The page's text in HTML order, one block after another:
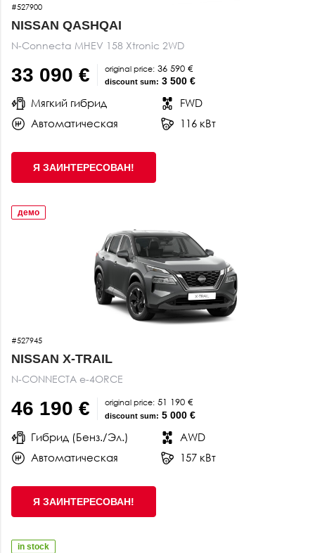
#527900
NISSAN QASHQAI
N-Connecta MHEV 158 Xtronic 2WD
33 090 € original price: 36 590 €
discount sum: 3 500 €
Мягкий гибрид
FWD
Автоматическая
116 кВт
Я ЗАИНТЕРЕСОВАН!
демо
#527945
NISSAN X-TRAIL
N-CONNECTA e-4ORCE
46 190 € original price: 51 190 €
discount sum: 5 000 €
Гибрид (Бенз./Эл.)
AWD
Автоматическая
157 кВт
Я ЗАИНТЕРЕСОВАН!
in stock